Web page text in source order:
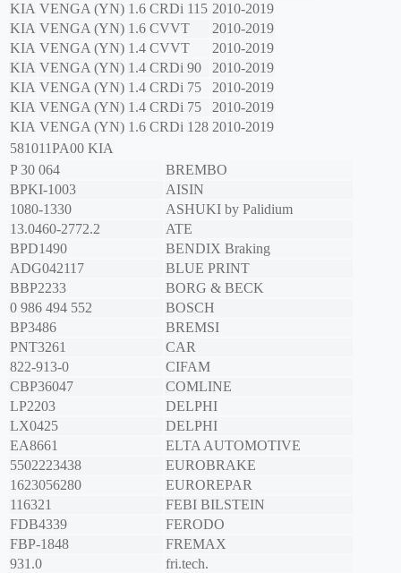
KIA VENGA (YN) 1.6 CRDi 115 2010-2019
KIA VENGA (YN) 1.6 CVVT
2010-2019
KIA VENGA (YN) 1.4 CVVT
2010-2019
KIA VENGA (YN) 1.4 CRDi 90
2010-2019
KIA VENGA (YN) 1.4 CRDi 75
2010-2019
KIA VENGA (YN) 1.4 CRDi 75
2010-2019
KIA VENGA (YN) 1.6 CRDi 128 2010-2019
581011PA00 KIA
P 30 064
BREMBO
BPKI-1003
AISIN
1080-1330
ASHUKI by Palidium
13.0460-2772.2
ATE
BPD1490
BENDIX Braking
ADG042117
BLUE PRINT
BBP2233
BORG & BECK
0 986 494 552
BOSCH
BP3486
BREMSI
PNT3261
CAR
822-913-0
CIFAM
CBP36047
COMLINE
LP2203
DELPHI
LX0425
DELPHI
EA8661
ELTA AUTOMOTIVE
5502223438
EUROBRAKE
1623056280
EUROREPAR
116321
FEBI BILSTEIN
FDB4339
FERODO
FBP-1848
FREMAX
931.0
fri.tech.